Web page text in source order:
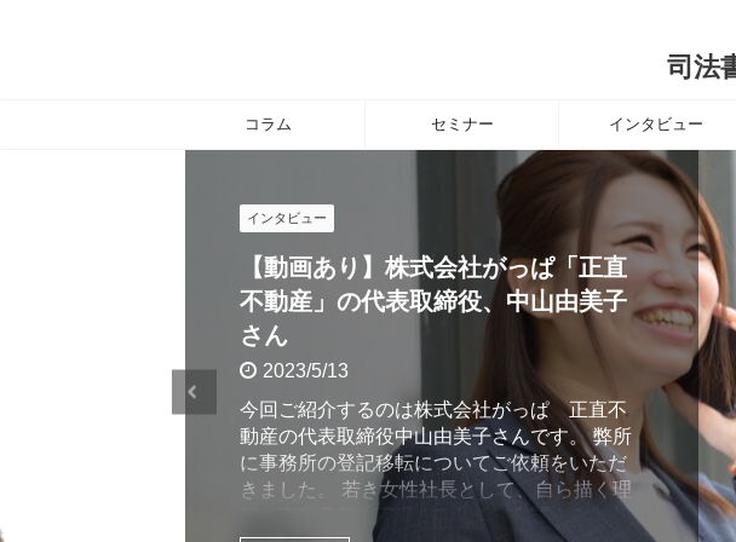
司法
コラム セミナー インタビュー
インタビュー
【動画あり】株式会社がっぱ「正直
不動産」の代表取締役、中山由美子
さん
2023/5/13
今回ご紹介するのは株式会社がっぱ 正直不
動産の代表取締役中山由美子さんです。 弊所
に事務所の登記移転についてご依頼をいただ
きました。 若き女性社長として、自ら描く理
想の不動産業を実現するために奮闘する中山